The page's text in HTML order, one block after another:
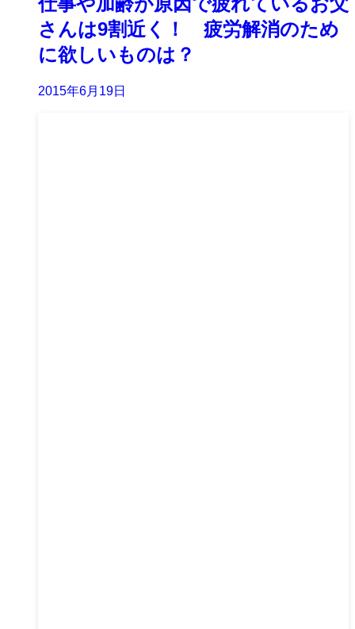
さんは9割近く！ 疲労解消のため
に欲しいものは？
2015年6月19日